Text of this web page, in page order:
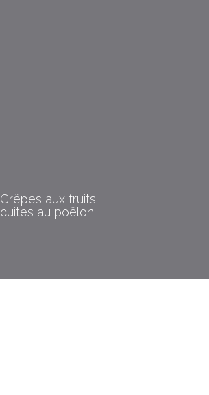
Crêpes aux fruits
cuites au poêlon